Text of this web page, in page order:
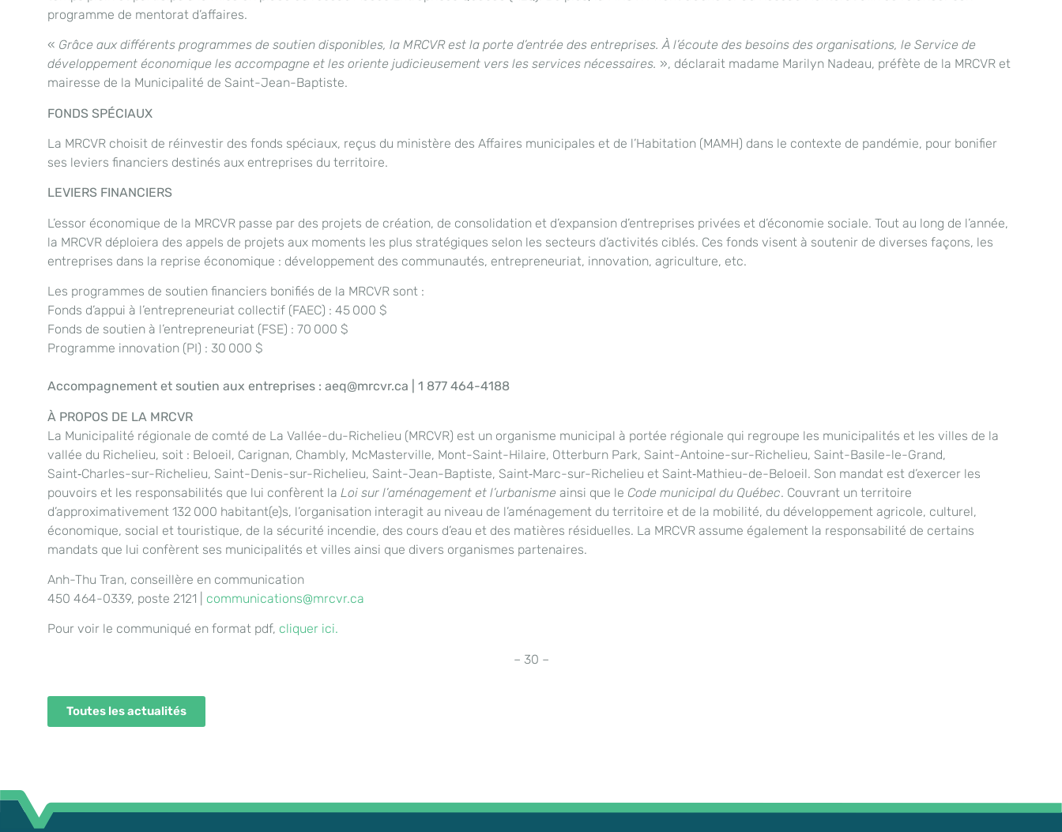
programme de mentorat d’affaires.
« Grâce aux différents programmes de soutien disponibles, la MRCVRest la porte d’entrée des entreprises.À l’écoute des besoins des organisations, le Service de
développement économique les accompagne et les oriente judicieusement vers les services nécessaires. », déclarait madame Marilyn Nadeau, préfète de la MRCVR et
mairesse de la Municipalité de Saint-Jean-Baptiste.
FONDS SPÉCIAUX
La MRCVR choisit de réinvestir des fonds spéciaux, reçus du ministère des Affaires municipales et de l’Habitation (MAMH) dans le contexte de pandémie, pour bonifier
ses leviers financiers destinés aux entreprises du territoire.
LEVIERS FINANCIERS
L’essor économique de la MRCVR passe par des projets de création, de consolidation et d’expansion d’entreprises privées et d’économie sociale. Tout au long de l’année,
la MRCVR déploiera des appels de projets aux moments les plus stratégiques selon les secteurs d’activités ciblés. Ces fonds visent à soutenir de diverses façons, les
entreprises dans la reprise économique : développement des communautés, entrepreneuriat, innovation, agriculture, etc.
Les programmes de soutien financiers bonifiés de la MRCVR sont :
Fonds d’appui à l’entrepreneuriat collectif (FAEC) : 45 000 $
Fonds de soutien à l’entrepreneuriat (FSE) : 70 000 $
Programme innovation (PI) : 30 000 $
Accompagnement et soutien aux entreprises : aeq@mrcvr.ca | 1 877 464-4188
À PROPOS DE LA MRCVR
La Municipalité régionale de comté de La Vallée-du-Richelieu (MRCVR) est un organisme municipal à portée régionale qui regroupe les municipalités et les villes de la
vallée du Richelieu, soit : Beloeil, Carignan, Chambly, McMasterville, Mont-Saint-Hilaire, Otterburn Park, Saint-Antoine-sur-Richelieu, Saint-Basile-le-Grand,
Saint‑Charles-sur-Richelieu, Saint-Denis-sur-Richelieu, Saint-Jean-Baptiste, Saint‑Marc-sur-Richelieu et Saint‑Mathieu-de-Beloeil. Son mandat est d’exercer les
pouvoirs et les responsabilités que lui confèrent la Loi sur l’aménagement et l’urbanisme ainsi que le Code municipal du Québec. Couvrant un territoire
d’approximativement 132 000 habitant(e)s, l’organisation interagit au niveau de l’aménagement du territoire et de la mobilité, du développement agricole, culturel,
économique, social et touristique, de la sécurité incendie, des cours d’eau et des matières résiduelles. La MRCVR assume également la responsabilité de certains
mandats que lui confèrent ses municipalités et villes ainsi que divers organismes partenaires.
Anh-Thu Tran, conseillère en communication
450 464-0339, poste 2121 | communications@mrcvr.ca
Pour voir le communiqué en format pdf, cliquer ici.
– 30 –
Toutes les actualités